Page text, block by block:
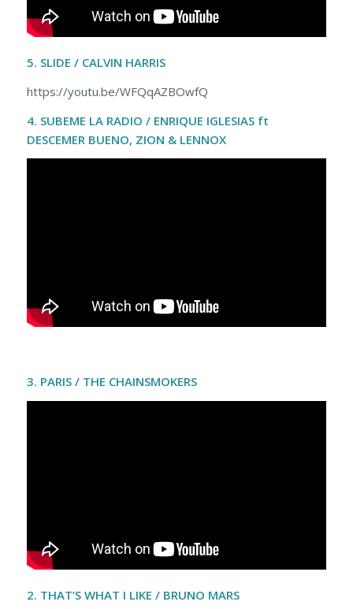
5. SLIDE / CALVIN HARRIS
https://youtu.be/WFQqAZBOwfQ
4. SUBEME LA RADIO / ENRIQUE IGLESIAS ft
DESCEMER BUENO, ZION & LENNOX
3. PARIS / THE CHAINSMOKERS
2. THAT’S WHAT I LIKE / BRUNO MARS